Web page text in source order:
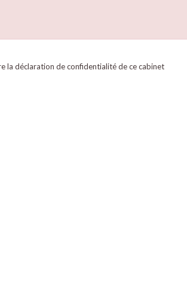
la déclaration de confidentialité de ce cabinet